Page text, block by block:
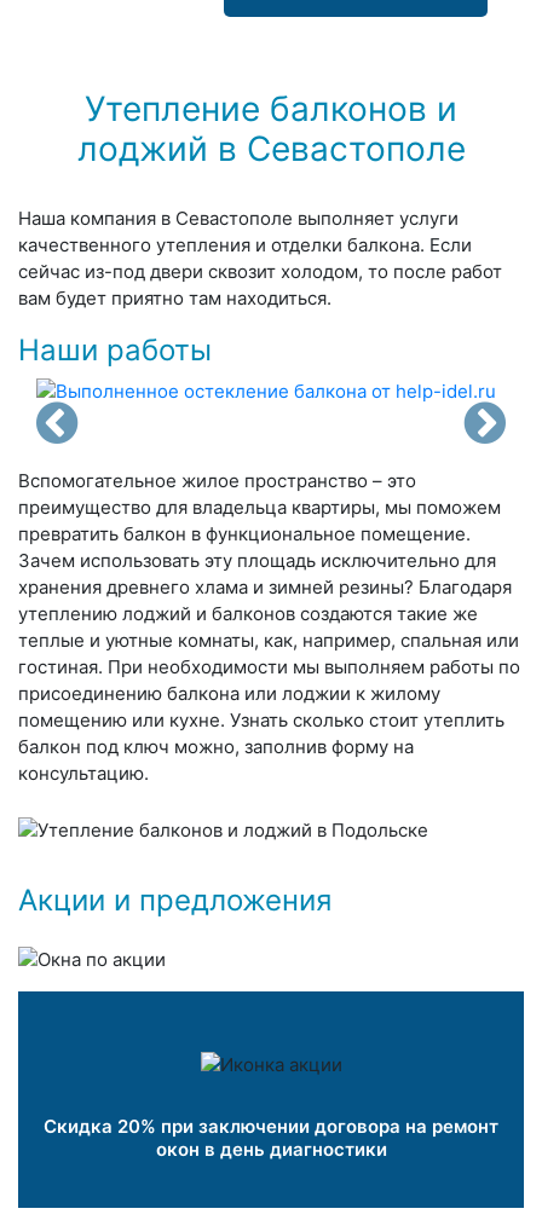
Утепление балконов и
лоджий в Севастополе
Наша компания в Севастополе выполняет услуги
качественного утепления и отделки балкона. Если
сейчас из-под двери сквозит холодом, то после работ
вам будет приятно там находиться.
Наши работы
Вспомогательное жилое пространство – это
преимущество для владельца квартиры, мы поможем
превратить балкон в функциональное помещение.
Зачем использовать эту площадь исключительно для
хранения древнего хлама и зимней резины? Благодаря
утеплению лоджий и балконов создаются такие же
теплые и уютные комнаты, как, например, спальная или
гостиная. При необходимости мы выполняем работы по
присоединению балкона или лоджии к жилому
помещению или кухне. Узнать сколько стоит утеплить
балкон под ключ можно, заполнив форму на
консультацию.
Акции и предложения
Скидка 20% при заключении договора на ремонт
окон в день диагностики